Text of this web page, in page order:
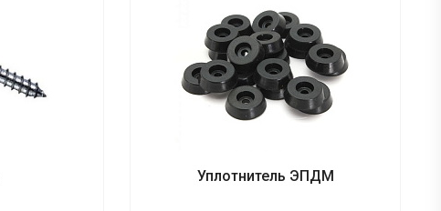
Уплотнитель ЭПДМ